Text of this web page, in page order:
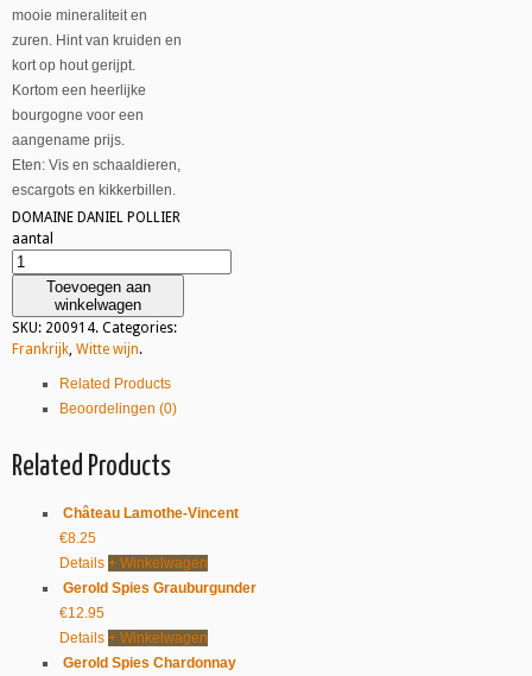
mooie mineraliteit en
zuren. Hint van kruiden en
kort op hout gerijpt.
Kortom een heerlijke
bourgogne voor een
aangename prijs.
Eten: Vis en schaaldieren,
escargots en kikkerbillen.
DOMAINE DANIEL POLLIER
aantal
Toevoegen aan
winkelwagen
SKU: 200914. Categories:
Frankrijk, Witte wijn.
Related Products
Beoordelingen (0)
Related Products
Château Lamothe-Vincent
€8.25
Details + Winkelwagen
Gerold Spies Grauburgunder
€12.95
Details + Winkelwagen
Gerold Spies Chardonnay